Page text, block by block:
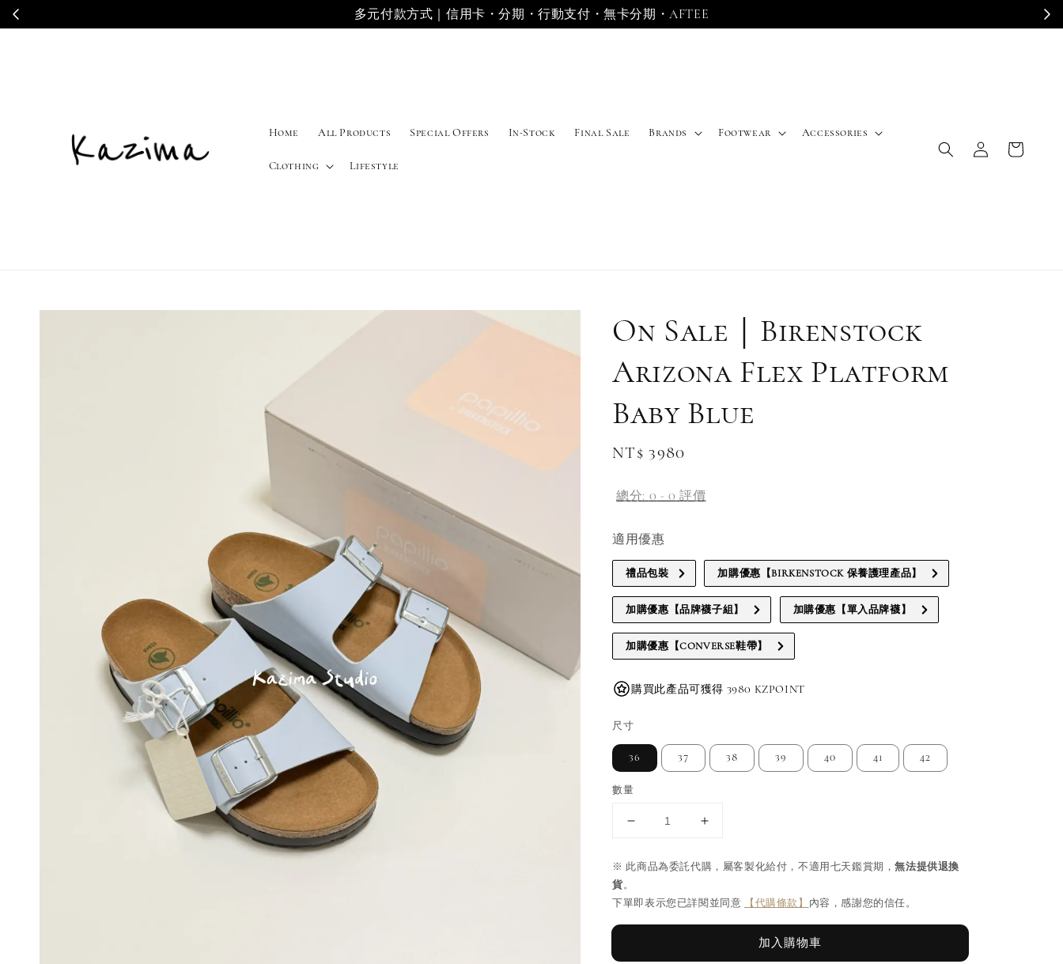
多元付款方式｜信用卡・分期・行動支付・無卡分期・AFTEE
Home All Products Special Offers In-Stock Final Sale Brands Footwear Accessories
Clothing Lifestyle
On Sale｜Birenstock
Arizona Flex Platform
Baby Blue
Regular
NT$ 3980
總分: 0 -0 評價
適用優惠
禮品包裝 加購優惠【BIRKENSTOCK 保養護理產品】
加購優惠【品牌襪子組】 加購優惠【單入品牌襪】
加購優惠【CONVERSE鞋帶】
購買此產品可獲得 3980 KZPOINT
尺寸
36 37 38 39 40 41 42
數量
※ 此商品為委託代購，屬客製化給付，不適用七天鑑賞期，無法提供退換
貨。
下單即表示您已詳閱並同意
【代購條款】 內容，感謝您的信任。
加入購物車